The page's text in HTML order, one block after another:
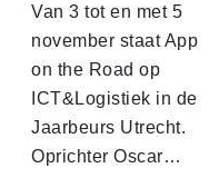
Van 3 tot en met 5
november staat App
on the Road op
ICT&Logistiek in de
Jaarbeurs Utrecht.
Oprichter Oscar…